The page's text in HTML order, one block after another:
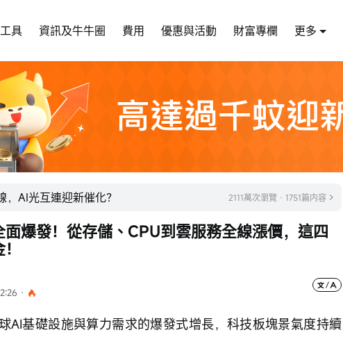
具 資訊及牛牛圈 費用 優惠與活動 財富專欄 更多
，AI光互連迎新催化？ 2111萬次瀏覽 · 1751篇内容
·
爆發！從存儲、CPU到雲服務全線漲價，這四
AI基礎設施與算力需求的爆發式增長，科技板塊景氣度持續